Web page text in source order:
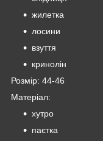
жилетка
лосини
взуття
кринолін
Розмір: 44-46
Матеріал:
хутро
паєтка